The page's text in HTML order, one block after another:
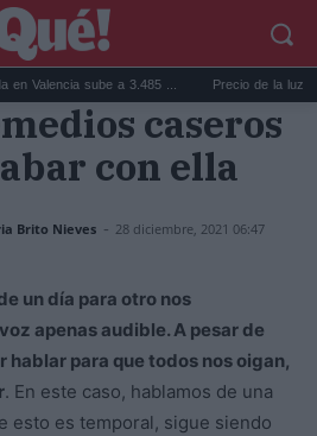
sube a 3.485 ... Precio de la luz hoy,
caseros
con ella
Brito Nieves - 28 diciembre, 2021 06:47
un día para otro nos
apenas audible. A pesar de
hablar para que todos nos oigan,
. En este caso, hablamos de una
esto es temporal, sigue siendo